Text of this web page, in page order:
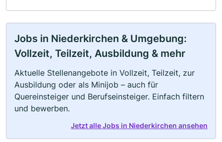
Jobs in Niederkirchen & Umgebung:
Vollzeit, Teilzeit, Ausbildung & mehr
Aktuelle Stellenangebote in Vollzeit, Teilzeit, zur
Ausbildung oder als Minijob – auch für
Quereinsteiger und Berufseinsteiger. Einfach filtern
und bewerben.
Jetzt alle Jobs in Niederkirchen ansehen